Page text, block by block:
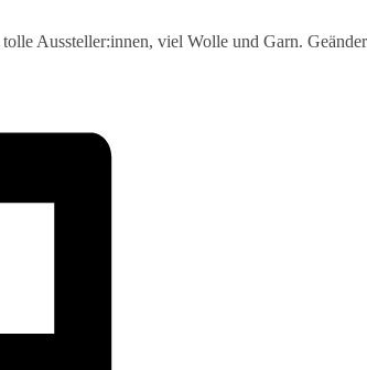
Aussteller:innen, viel Wolle und Garn.